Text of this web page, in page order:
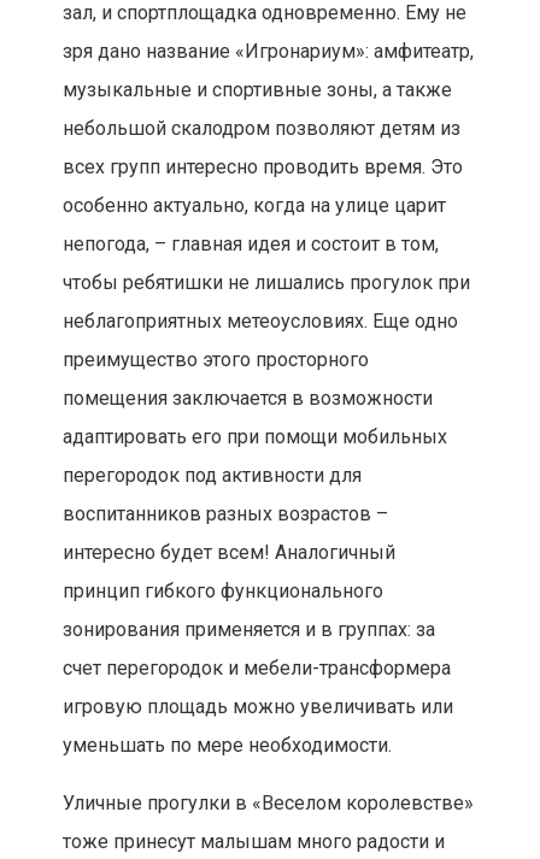
зал, и спортплощадка одновременно. Ему не
зря дано название «Игронариум»: амфитеатр,
музыкальные и спортивные зоны, а также
небольшой скалодром позволяют детям из
всех групп интересно проводить время. Это
особенно актуально, когда на улице царит
непогода, – главная идея и состоит в том,
чтобы ребятишки не лишались прогулок при
неблагоприятных метеоусловиях. Еще одно
преимущество этого просторного
помещения заключается в возможности
адаптировать его при помощи мобильных
перегородок под активности для
воспитанников разных возрастов –
интересно будет всем! Аналогичный
принцип гибкого функционального
зонирования применяется и в группах: за
счет перегородок и мебели-трансформера
игровую площадь можно увеличивать или
уменьшать по мере необходимости.
Уличные прогулки в «Веселом королевстве»
тоже принесут малышам много радости и